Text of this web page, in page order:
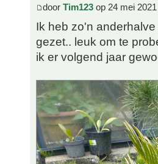
door Tim123 op 24 mei
Ik heb zo'n
gezet.. leuk om te
ik er volgend jaar